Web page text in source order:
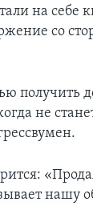
на себе
со
получить
не
нашу